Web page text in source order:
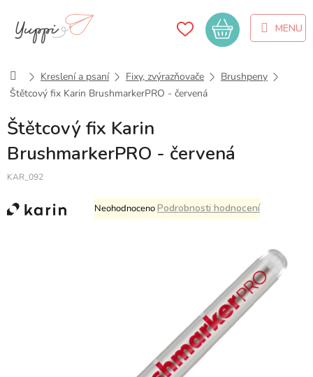
obsah
Nákupní
košík
DomůKreslení a psaní Fixy, zvýrazňovače
Brushpeny
Štětcový fix Karin BrushmarkerPRO - červená
Štětcový fix Karin
BrushmarkerPRO - červená
KAR_092
Průměrné
hodnocení
NeohodnocenoPodrobnosti hodnocení